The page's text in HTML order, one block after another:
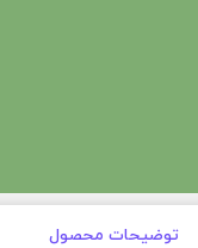
توضیحات محصول